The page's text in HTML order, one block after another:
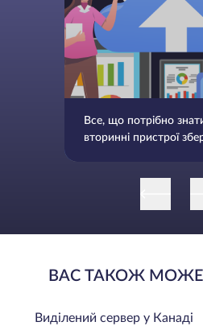
Все, що потрібно
вторинні пристрої
ВАС ТАКОЖ МОЖЕ
Виділений сервер у Канаді